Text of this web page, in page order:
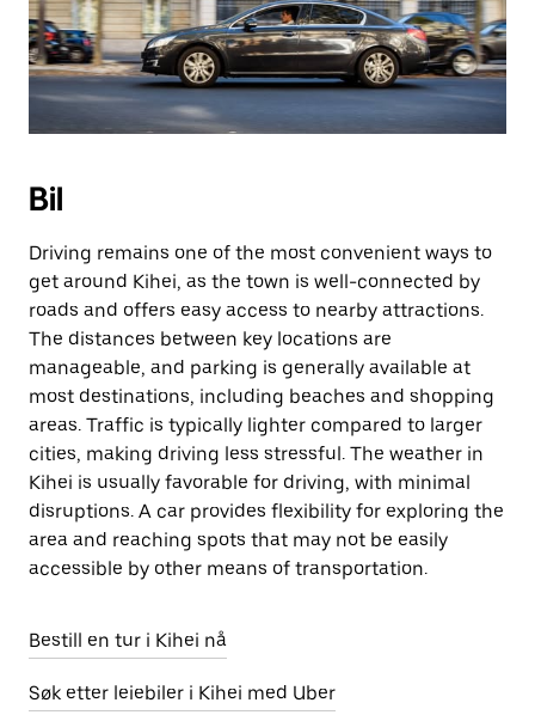
Bil
Driving remains one of the most convenient ways to
get around Kihei, as the town is well-connected by
roads and offers easy access to nearby attractions.
The distances between key locations are
manageable, and parking is generally available at
most destinations, including beaches and shopping
areas. Traffic is typically lighter compared to larger
cities, making driving less stressful. The weather in
Kihei is usually favorable for driving, with minimal
disruptions. A car provides flexibility for exploring the
area and reaching spots that may not be easily
accessible by other means of transportation.
Bestill en tur i Kihei nå
Søk etter leiebiler i Kihei med Uber